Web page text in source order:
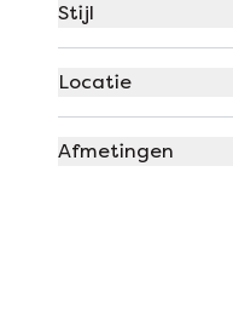
Stijl
Locatie
Afmetingen